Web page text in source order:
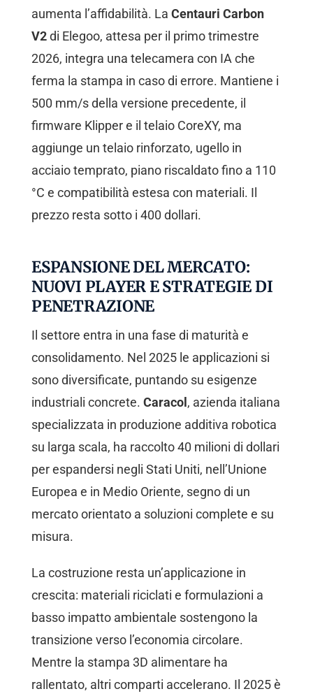
aumenta l’affidabilità. La Centauri Carbon
V2di Elegoo, attesa per il primo trimestre
2026, integra una telecamera con IA che
ferma la stampa in caso di errore. Mantiene i
500 mm/s della versione precedente, il
firmware Klipper e il telaio CoreXY, ma
aggiunge un telaio rinforzato, ugello in
acciaio temprato, piano riscaldato fino a 110
°C e compatibilità estesa con materiali. Il
prezzo resta sotto i 400 dollari.
ESPANSIONE DEL MERCATO:
NUOVI PLAYER E STRATEGIE DI
PENETRAZIONE
Il settore entra in una fase di maturità e
consolidamento. Nel 2025 le applicazioni si
sono diversificate, puntando su esigenze
industriali concrete. Caracol , azienda italiana
specializzata in produzione additiva robotica
su larga scala, ha raccolto 40 milioni di dollari
per espandersi negli Stati Uniti, nell’Unione
Europea e in Medio Oriente, segno di un
mercato orientato a soluzioni complete e su
misura.
La costruzione resta un’applicazione in
crescita: materiali riciclati e formulazioni a
basso impatto ambientale sostengono la
transizione verso l’economia circolare.
Mentre la stampa 3D alimentare ha
rallentato, altri comparti accelerano. Il 2025 è